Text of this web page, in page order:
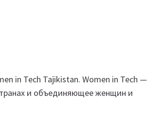
in Tech Tajikistan. Women in Tech —
и объединяющее женщин и